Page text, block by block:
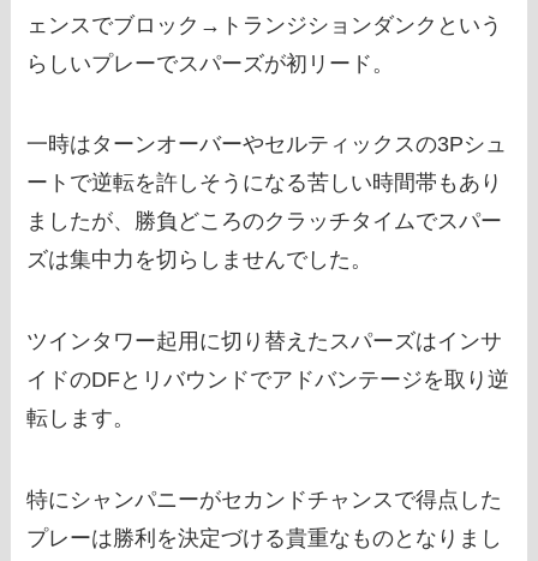
ェンスでブロック→トランジションダンクという
らしいプレーでスパーズが初リード。
一時はターンオーバーやセルティックスの3Pシュ
ートで逆転を許しそうになる苦しい時間帯もあり
ましたが、勝負どころのクラッチタイムでスパー
ズは集中力を切らしませんでした。
ツインタワー起用に切り替えたスパーズはインサ
イドのDFとリバウンドでアドバンテージを取り逆
転します。
特にシャンパニーがセカンドチャンスで得点した
プレーは勝利を決定づける貴重なものとなりまし